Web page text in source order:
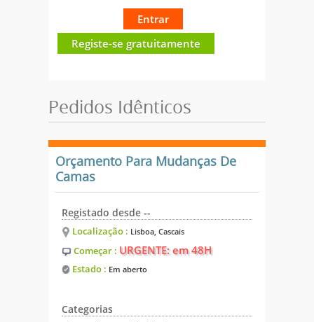
Entrar
Registe-se gratuitamente
Pedidos Idênticos
Orçamento Para Mudanças De
Camas
Registado desde --
Localização : Lisboa, Cascais
Começar : URGENTE: em 48H
Estado : Em aberto
Categorias